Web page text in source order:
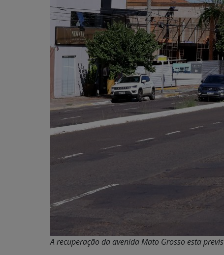
A recuperação da avenida Mato Grosso esta